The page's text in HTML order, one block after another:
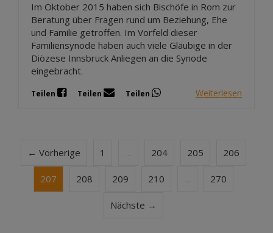
Im Oktober 2015 haben sich Bischöfe in Rom zur
Beratung über Fragen rund um Beziehung, Ehe
und Familie getroffen. Im Vorfeld dieser
Familiensynode haben auch viele Gläubige in der
Diözese Innsbruck Anliegen an die Synode
eingebracht.
Teilen Teilen Teilen Weiterlesen
← Vorherige 1 204 205 206
207 208 209 210 270
Nächste →